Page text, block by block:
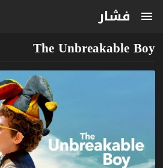
فشار
The Unbreakable Boy